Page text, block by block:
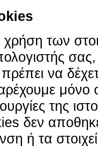
των
να
μόνο
της
δεν
ή τα